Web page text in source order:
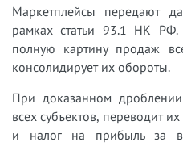
Маркетплейсы передают
рамках статьи 93.1 НК РФ.
полную картину продаж
консолидирует их обороты.
При доказанном
всех субъектов, переводит
и налог на прибыль за